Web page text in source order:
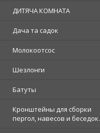
ДИТЯЧА КОМНАТА
Дача та садок
Молокоотсос
Шезлонги
Батуты
Кронштейны для сборки
пергол, навесов и беседок.